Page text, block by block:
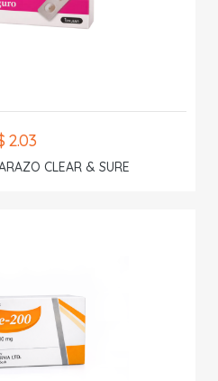
2.03
CLEAR & SURE